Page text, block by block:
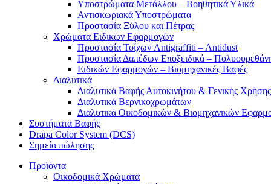
Υποστρώματα Μετάλλου – Βοηθητικά Υλικά
Αντισκωριακά Υποστρώματα
Προστασία Ξύλου και Πέτρας
Χρώματα Ειδικών Εφαρμογών
Προστασία Τοίχων Antigraffiti – Antidust
Προστασία Δαπέδων Εποξειδικά –
Ειδικών Εφαρμογών – Βιομηχανικές Βαφές
Διαλυτικά
Διαλυτικά Βαφής Αυτοκινήτου & Γενικής Χρήσης
Διαλυτικά Βερνικοχρωμάτων
Διαλυτικά Οικοδομικών & Βιομηχανικών
Συστήματα Βαφής
Drapa Color System (DCS)
Σημεία πώλησης
Προϊόντα
Οικοδομικά Χρώματα